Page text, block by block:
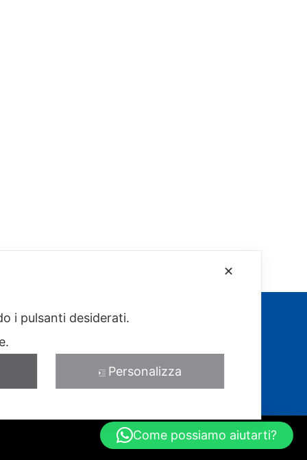
✕
i pulsanti desiderati.
Personalizza
Come possiamo aiutarti?